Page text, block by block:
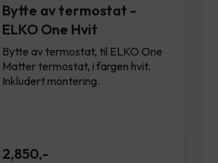
Bytte av termostat -
ELKO One Hvit
Bytte av termostat, til ELKO One
Matter termostat, i fargen hvit.
Inkludert montering.
2,850,-